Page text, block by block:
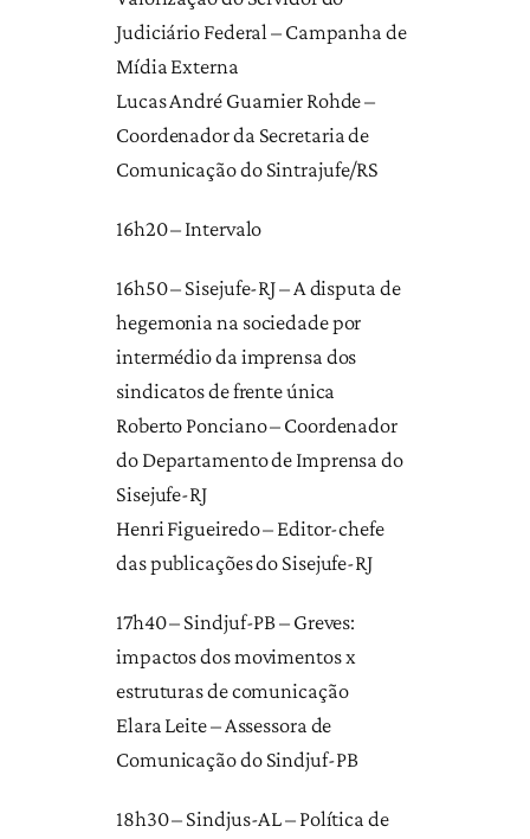
Judiciário Federal – Campanha de
Mídia Externa
Lucas André Guarnier Rohde –
Coordenador da Secretaria de
Comunicação do Sintrajufe/RS
16h20 – Intervalo
16h50 – Sisejufe-RJ – A disputa de
hegemonia na sociedade por
intermédio da imprensa dos
sindicatos de frente única
Roberto Ponciano – Coordenador
do Departamento de Imprensa do
Sisejufe-RJ
Henri Figueiredo – Editor-chefe
das publicações do Sisejufe-RJ
17h40 – Sindjuf-PB – Greves:
impactos dos movimentos x
estruturas de comunicação
Elara Leite – Assessora de
Comunicação do Sindjuf-PB
18h30 – Sindjus-AL – Política de